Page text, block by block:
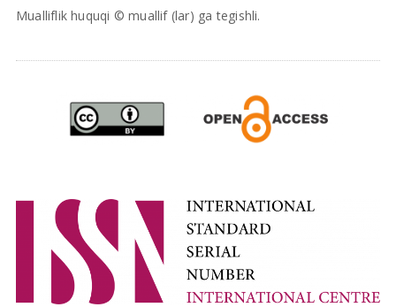
Mualliflik huquqi © muallif (lar) ga tegishli.